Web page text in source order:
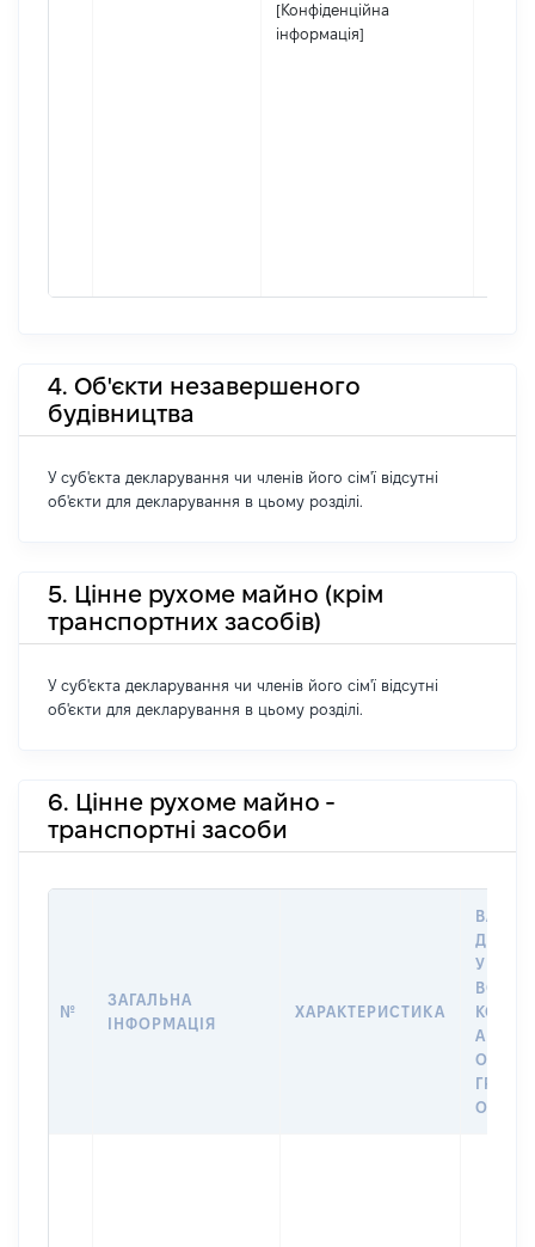
[Конфіденційна
інформація]
4. Об'єкти незавершеного
будівництва
У суб'єкта декларування чи членів його сім'ї відсутні
об'єкти для декларування в цьому розділі.
5. Цінне рухоме майно (крім
транспортних засобів)
У суб'єкта декларування чи членів його сім'ї відсутні
об'єкти для декларування в цьому розділі.
6. Цінне рухоме майно -
транспортні засоби
№
ЗАГАЛЬНА
ІНФОРМАЦІЯ
ХАРАКТЕРИСТИКА
ДАТУ
У
АБО